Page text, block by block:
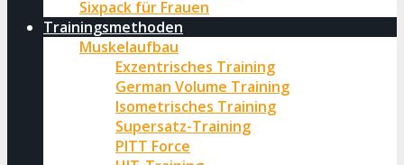
Sixpack für Frauen
Trainingsmethoden
Muskelaufbau
Exzentrisches Training
German Volume Training
Isometrisches Training
Supersatz-Training
PITT Force